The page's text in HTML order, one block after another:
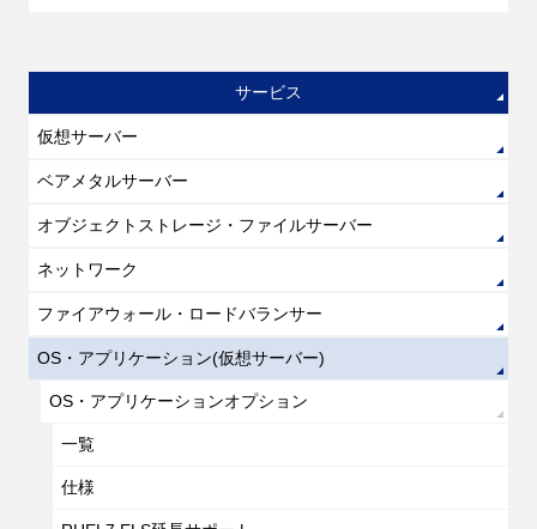
サービス
仮想サーバー
ベアメタルサーバー
オブジェクトストレージ・ファイルサーバー
ネットワーク
ファイアウォール・ロードバランサー
OS・アプリケーション(仮想サーバー)
OS・アプリケーションオプション
一覧
仕様